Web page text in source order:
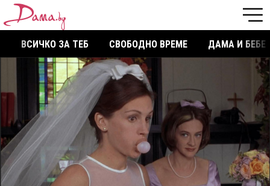
ВСИЧКО ЗА ТЕБ СВОБОДНО ВРЕМЕ ДАМА И БЕБЕ